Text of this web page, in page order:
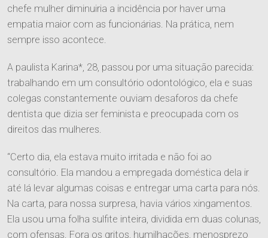
chefe mulher diminuiria a incidência por haver uma
empatia maior com as funcionárias. Na prática, nem
sempre isso acontece.
A paulista Karina*, 28, passou por uma situação parecida:
trabalhando em um consultório odontológico, ela e suas
colegas constantemente ouviam desaforos da chefe
dentista que dizia ser feminista e preocupada com os
direitos das mulheres.
“Certo dia, ela estava muito irritada e não foi ao
consultório. Ela mandou a empregada doméstica dela ir
até lá levar algumas coisas e entregar uma carta para nós.
Na carta, para nossa surpresa, havia vários xingamentos.
Ela usou uma folha sulfite inteira, dividida em duas colunas,
com ofensas. Fora os gritos, humilhações, menosprezo